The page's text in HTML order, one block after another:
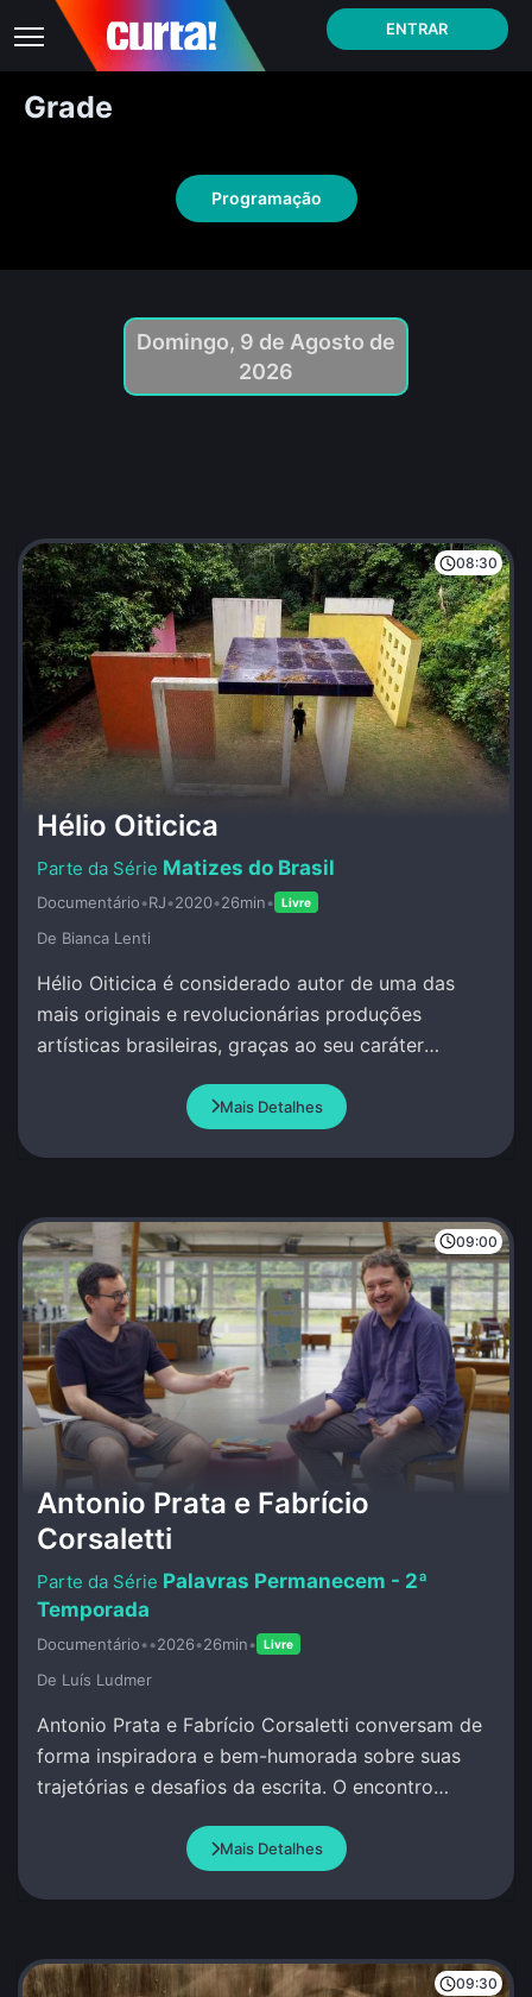
ENTRAR
Grade
Programação
Domingo, 9 de Agosto de
2026
08:30
Hélio Oiticica
Matizes do Brasil
Documentário•RJ•2020•26min• Livre
De Bianca Lenti
Hélio Oiticica é considerado autor de uma das
mais originais e revolucionárias produções
artísticas brasileiras, graças ao seu caráter
Mais Detalhes
09:00
Antonio Prata e Fabrício
Corsaletti
Palavras Permanecem - 2ª
Temporada
Documentário••2026•26min• Livre
De Luí­s Ludmer
Antonio Prata e Fabrício Corsaletti conversam de
forma inspiradora e bem-humorada sobre suas
trajetórias e desafios da escrita. O encontro
Mais Detalhes
09:30